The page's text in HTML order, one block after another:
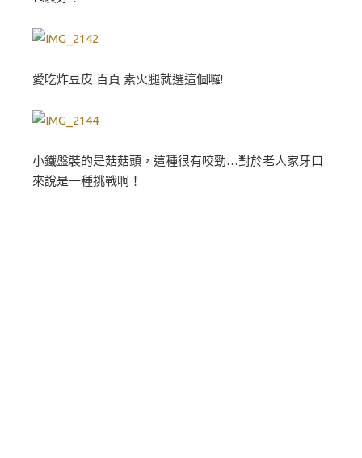
愛吃炸豆皮 百頁 素火腿就選這個囉!
小鐵盤裝的是菇菇頭，這種很有咬勁…對於老人家牙口
來說是一種挑戰啊！